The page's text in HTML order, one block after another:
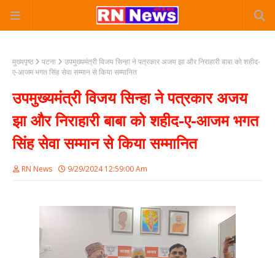
मुख्यपृष्ठ पटना
उपमुख्यमंत्री विजय सिन्हा ने पत्रकार अजय झा और निराहारी बाबा को शहीद-
ए-आजम भगत सिंह सेवा सम्मान से किया सम्मानित
उपमुख्यमंत्री विजय सिन्हा ने पत्रकार अजय
झा और निराहारी बाबा को शहीद-ए-आजम भगत
सिंह सेवा सम्मान से किया सम्मानित
RN News 9/29/2024 12:59:00 Am